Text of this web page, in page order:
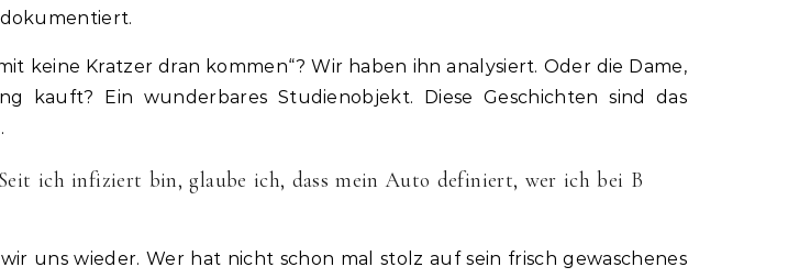
keine Kratzer dran kommen“? Wir haben ihn analysiert. Oder die Dame,
kauft? Ein wunderbares Studienobjekt. Diese Geschichten sind das
ich infiziert bin, glaube ich, dass mein Auto definiert, wer ich bei B
uns wieder. Wer hat nicht schon mal stolz auf sein frisch gewaschenes